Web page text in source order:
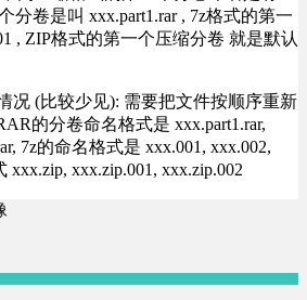
分卷是叫 xxx.part1.rar , 7z格式的第一
, ZIP格式的第一个压缩分卷 就是默认
况 (比较少见): 需要把文件按顺序重新
的分卷命名格式是 xxx.part1.rar,
7z的命名格式是 xxx.001, xxx.002,
xxx.zip, xxx.zip.001, xxx.zip.002